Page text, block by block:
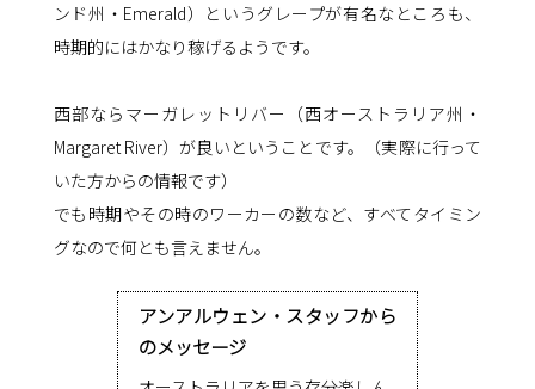
ンド州・Emerald）というグレープが有名なところも、
時期的にはかなり稼げるようです。
西部ならマーガレットリバー（西オーストラリア州・
Margaret River）が良いということです。（実際に行って
いた方からの情報です）
でも時期やその時のワーカーの数など、すべてタイミン
グなので何とも言えません。
アンアルウェン・スタッフから
のメッセージ